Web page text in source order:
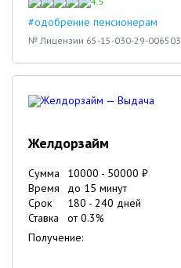
#одобрение пенсионерам
№ Лицензии 65-15-030-29-006503
Желдорзайм
Сумма 10000 - 50000 ₽
Время
до 15 минут
Срок
180 - 240 дней
Ставка
от0.3%
Получение: